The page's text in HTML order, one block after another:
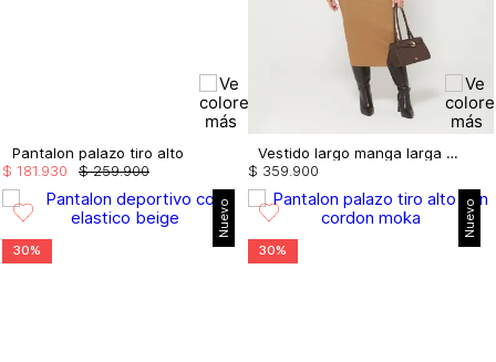
Pantalon palazo tiro alto
$ 259.900
$ 181 930
Vestido largo manga larga con drapeado
$ 359 900
Nuevo
30%
Nuevo
30%